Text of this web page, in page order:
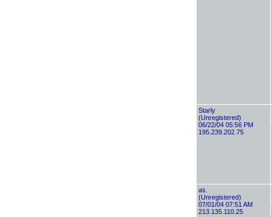
Starly
(Unregistered)
06/22/04 05:56 PM
195.239.202.75
as.
(Unregistered)
07/01/04 07:51 AM
213.135.110.25